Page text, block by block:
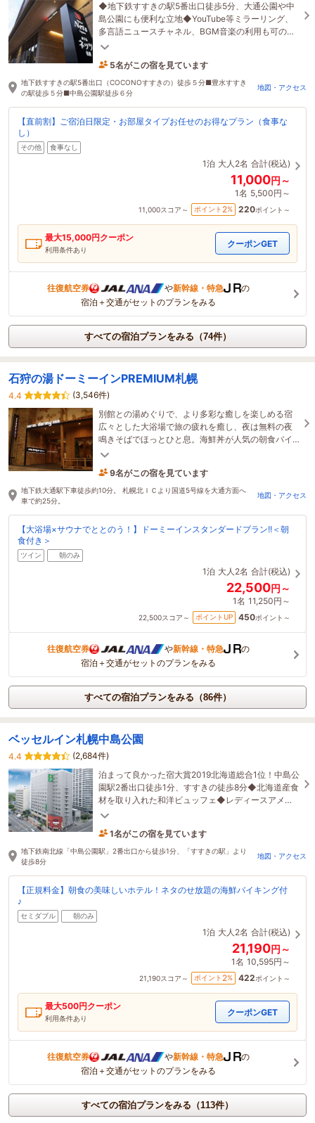
◆地下鉄すすきの駅5番出口徒歩5分、大通公園や中
島公園にも便利な立地◆YouTube等ミラーリング、
多言語ニュースチャネル、BGM音楽の利用も可のテ
レビシステム完備◆全館禁煙（喫煙ブース4箇所あ
5名がこの宿を見ています
12時間前に予約されました
地下鉄すすきの駅5番出口（COCONOすすきの）徒歩５分■豊水すすき
の駅徒歩５分■中島公園駅徒歩６分
地図・アクセス
【直前割】ご宿泊日限定・お部屋タイプお任せのお得なプラン（食事な
し）
その他 食事なし
1泊 大人2名 合計(税込)
11,000円～
1名 5,500円～
11,000スコア～ ポイント 2% 220ポイント～
最大15,000円クーポン
利用条件あり
クーポンGET
往復航空券 や新幹線・特急
の
宿泊＋交通がセットのプランをみる
すべての宿泊プランをみる（74件）
石狩の湯ドーミーインPREMIUM札幌
4.4
(3,546件)
別館との湯めぐりで、より多彩な癒しを楽しめる宿
広々とした大浴場で旅の疲れを癒し、夜は無料の夜
鳴きそばでほっとひと息。海鮮丼が人気の朝食バイ
キングでよりよい朝へ。快適な札幌滞在をご提供し
9名がこの宿を見ています
2時間前に予約されました
地下鉄大通駅下車徒歩約10分。 札幌北ＩＣより国道5号線を大通方面へ
車で約25分。
地図・アクセス
【大浴場×サウナでととのう！】ドーミーインスタンダードプラン!!＜朝
食付き＞
ツイン 朝のみ
1泊 大人2名 合計(税込)
22,500円～
1名 11,250円～
22,500スコア～ ポイントUP 450ポイント～
往復航空券 や新幹線・特急
の
宿泊＋交通がセットのプランをみる
すべての宿泊プランをみる（86件）
ベッセルイン札幌中島公園
4.4
(2,684件)
泊まって良かった宿大賞2019北海道総合1位！中島公
園駅2番出口徒歩1分、すすきの徒歩8分◆北海道産食
材を取り入れた和洋ビュッフェ◆レディースアメニ
ティ取り放題◆ウェルカムドリンクサービス◆Wi-Fi
1名がこの宿を見ています
27分前に予約されました
地下鉄南北線「中島公園駅」2番出口から徒歩1分、「すすきの駅」より
徒歩8分
地図・アクセス
【正規料金】朝食の美味しいホテル！ネタのせ放題の海鮮バイキング付
♪
セミダブル 朝のみ
1泊 大人2名 合計(税込)
21,190円～
1名 10,595円～
21,190スコア～ ポイント 2% 422ポイント～
最大500円クーポン
利用条件あり
クーポンGET
往復航空券 や新幹線・特急
の
宿泊＋交通がセットのプランをみる
すべての宿泊プランをみる（113件）